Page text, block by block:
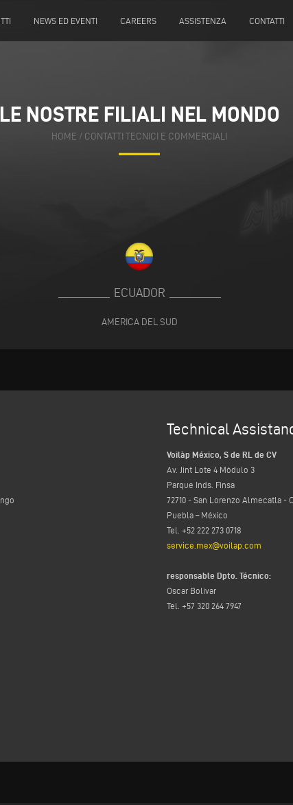
NEWS ED EVENTI CAREERS ASSISTENZA CONTATTI
LE NOSTRE FILIALI NEL MONDO
HOME / CONTATTI TECNICI E COMMERCIALI
ECUADOR
AMERICA DEL SUD
Technical
Voilàp México, S de RL de CV
Av. Jint Lote 4 Módulo 3
Parque Inds. Finsa
72710 - San Lorenzo Almecatla -
Puebla – México
Tel. +52 222 273 0718
service.mex@voilap.com
responsable Dpto. Técnico:
Oscar Bolivar
Tel. +57 320 264 7947